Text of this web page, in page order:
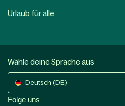
Urlaub für alle
Wähle deine Sprache aus
Deutsch (DE)
Folge uns